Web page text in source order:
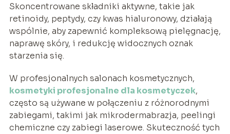
Skoncentrowane składniki aktywne, takie jak
retinoidy, peptydy, czy kwas hialuronowy, działają
wspólnie, aby zapewnić kompleksową pielęgnację,
naprawę skóry, i redukcję widocznych oznak
starzenia się.
W profesjonalnych salonach kosmetycznych,
kosmetyki profesjonalne dla kosmetyczek,
często są używane w połączeniu z różnorodnymi
zabiegami, takimi jak mikrodermabrazja, peelingi
chemiczne czy zabiegi laserowe. Skuteczność tych